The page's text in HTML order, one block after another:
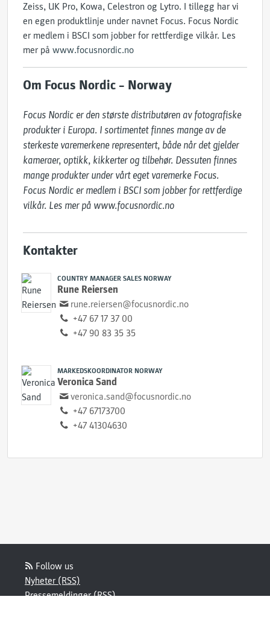
Zeiss, UK Pro, Kowa, Celestron og Lytro. I tillegg har vi
en egen produktlinje under navnet Focus. Focus Nordic
er medlem i BSCI som jobber for rettferdige vilkår. Les
mer på www.focusnordic.no
Om Focus Nordic – Norway
Focus Nordic er den største distributøren av fotografiske
produkter i Europa. I sortimentet finnes mange av de
sterkeste varemerkene representert, både når det gjelder
kameraer, optikk, kikkerter og tilbehør. Dessuten finnes
mange produkter under vårt eget varemerke Focus.
Focus Nordic er medlem i BSCI som jobber for rettferdige
vilkår. Les mer på ​www.focusnordic.no
Kontakter
COUNTRY MANAGER SALES NORWAY
Rune Reiersen
rune.reiersen@focusnordic.no
+47 67 17 37 00
+47 90 83 35 35
MARKEDSKOORDINATOR NORWAY
Veronica Sand
veronica.sand@focusnordic.no
+47 67173700
+47 41304630
Follow us
Nyheter (RSS)
Pressemeldinger (RSS)